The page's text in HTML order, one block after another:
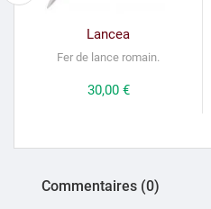
Lancea
Fer de lance romain.
Prix
30,00 €
Commentaires (0)